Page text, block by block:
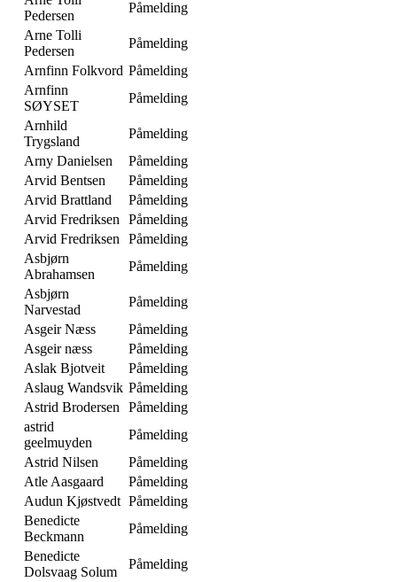
Pedersen
Påmelding
Arne Tolli
Pedersen
Påmelding
Arnfinn Folkvord Påmelding
Arnfinn
SØYSET
Påmelding
Arnhild
Trygsland
Påmelding
Arny Danielsen
Påmelding
Arvid Bentsen
Påmelding
Arvid Brattland
Påmelding
Arvid Fredriksen
Påmelding
Arvid Fredriksen
Påmelding
Asbjørn
Abrahamsen
Påmelding
Asbjørn
Narvestad
Påmelding
Asgeir Næss
Påmelding
Asgeir næss
Påmelding
Aslak Bjotveit
Påmelding
Aslaug Wandsvik Påmelding
Astrid Brodersen
Påmelding
astrid
geelmuyden
Påmelding
Astrid Nilsen
Påmelding
Atle Aasgaard
Påmelding
Audun Kjøstvedt Påmelding
Benedicte
Beckmann
Påmelding
Benedicte
Dolsvaag Solum
Påmelding